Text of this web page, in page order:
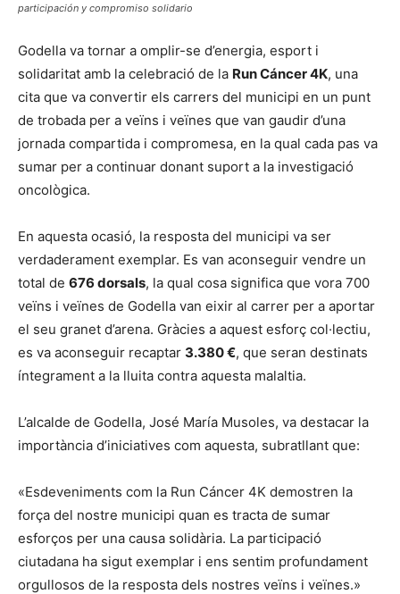
participación y compromiso solidario
Godella va tornar a omplir-se d’energia, esport i
solidaritat amb la celebració de la Run Cáncer 4K, una
cita que va convertir els carrers del municipi en un punt
de trobada per a veïns i veïnes que van gaudir d’una
jornada compartida i compromesa, en la qual cada pas va
sumar per a continuar donant suport a la investigació
oncològica.
En aquesta ocasió, la resposta del municipi va ser
verdaderament exemplar. Es van aconseguir vendre un
total de 676 dorsals, la qual cosa significa que vora 700
veïns i veïnes de Godella van eixir al carrer per a aportar
el seu granet d’arena. Gràcies a aquest esforç col·lectiu,
es va aconseguir recaptar 3.380 €, que seran destinats
íntegrament a la lluita contra aquesta malaltia.
L’alcalde de Godella, José María Musoles, va destacar la
importància d’iniciatives com aquesta, subratllant que:
«Esdeveniments com la Run Cáncer 4K demostren la
força del nostre municipi quan es tracta de sumar
esforços per una causa solidària. La participació
ciutadana ha sigut exemplar i ens sentim profundament
orgullosos de la resposta dels nostres veïns i veïnes.»